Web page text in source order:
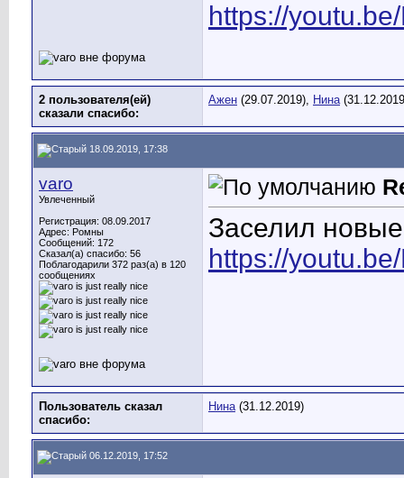
https://
2 пользователя(ей)
сказали cпасибо:
Ажен (29.07.2019), Нина
18.09.2019, 17:38
varo
Увлеченный
Регистрация: 08.09.2017
Адрес: Ромны
Сообщений: 172
Сказал(а) спасибо: 56
Поблагодарили 372 раз(а) в 120
сообщениях
Заселил
https://
Пользователь сказал
cпасибо:
Нина(31.12.2019)
06.12.2019, 17:52